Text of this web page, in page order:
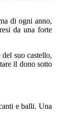
di ogni anno,
da una forte
suo castello,
il dono sotto
e balli. Una